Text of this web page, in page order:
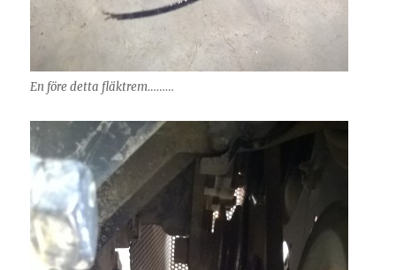
En före detta fläktrem………